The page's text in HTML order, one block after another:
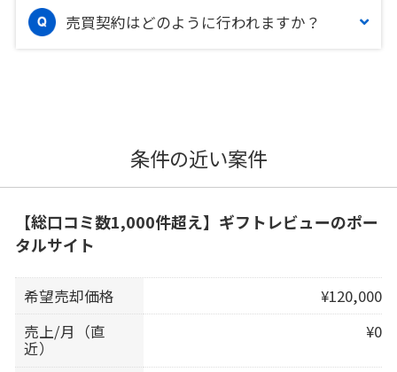
売買契約はどのように行われますか？
条件の近い案件
【総口コミ数1,000件超え】ギフトレビューのポー
タルサイト
希望売却価格
¥120,000
売上/月（直
近）
¥0